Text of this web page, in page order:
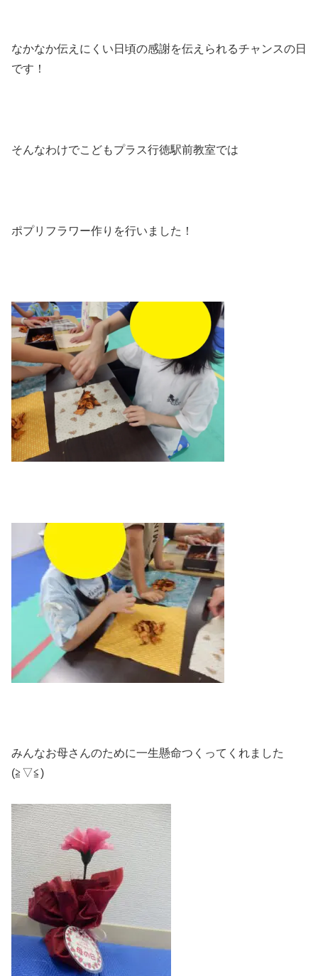
なかなか伝えにくい日頃の感謝を伝えられるチャンスの日
です！
そんなわけでこどもプラス行徳駅前教室では
ポプリフラワー作りを行いました！
みんなお母さんのために一生懸命つくってくれました
(≧▽≦)